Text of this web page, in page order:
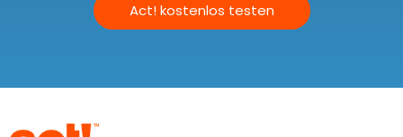
Act! kostenlos testen